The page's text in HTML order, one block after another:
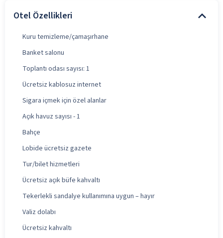
Otel Özellikleri
Kuru temizleme/çamaşırhane
Banket salonu
Toplantı odası sayısı: 1
Ücretsiz kablosuz internet
Sigara içmek için özel alanlar
Açık havuz sayısı - 1
Bahçe
Lobide ücretsiz gazete
Tur/bilet hizmetleri
Ücretsiz açık büfe kahvaltı
Tekerlekli sandalye kullanımına uygun – hayır
Valiz dolabı
Ücretsiz kahvaltı